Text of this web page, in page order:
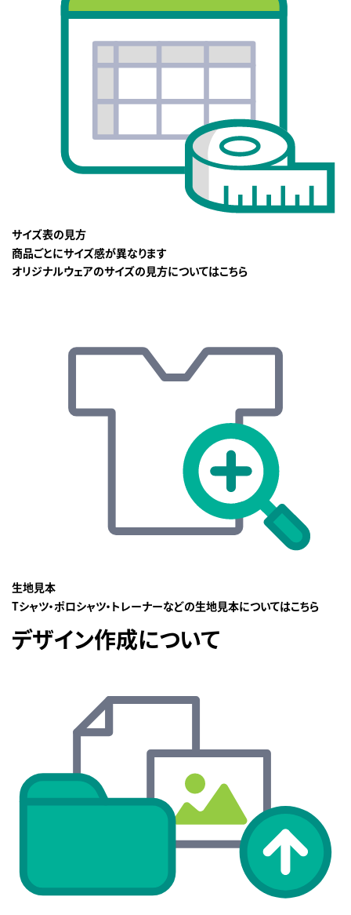
サイズ表の見方
商品ごとにサイズ感が異なります
オリジナルウェアのサイズの見方についてはこちら
生地見本
Tシャツ・ポロシャツ・トレーナーなどの生地見本についてはこちら
デザイン作成について